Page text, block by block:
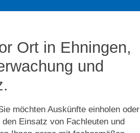
Ort in Ehningen,
und
möchten Auskünfte einholen oder
Einsatz von Fachleuten und